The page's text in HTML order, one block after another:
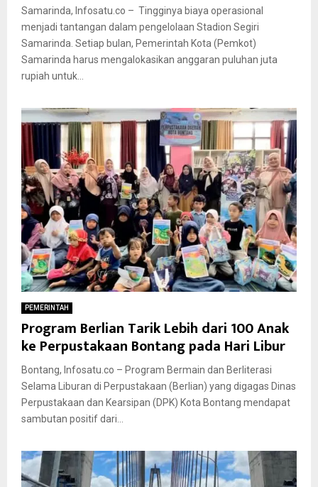
Samarinda, Infosatu.co – Tingginya biaya operasional
menjadi tantangan dalam pengelolaan Stadion Segiri
Samarinda. Setiap bulan, Pemerintah Kota (Pemkot)
Samarinda harus mengalokasikan anggaran puluhan juta
rupiah untuk...
PEMERINTAH
Program Berlian Tarik Lebih dari 100 Anak
ke Perpustakaan Bontang pada Hari Libur
Bontang, Infosatu.co – Program Bermain dan Berliterasi
Selama Liburan di Perpustakaan (Berlian) yang digagas Dinas
Perpustakaan dan Kearsipan (DPK) Kota Bontang mendapat
sambutan positif dari...